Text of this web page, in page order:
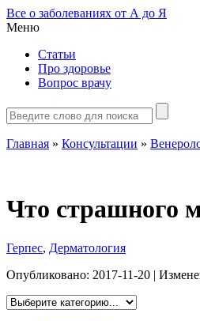
Все о заболеваниях от А до Я
Меню
Статьи
Про здоровье
Вопрос врачу
Главная » Консультации »
Что страшного
Герпес, Дерматология
Опубликовано: 2017-11-20 |